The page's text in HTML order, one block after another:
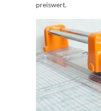
preiswert.